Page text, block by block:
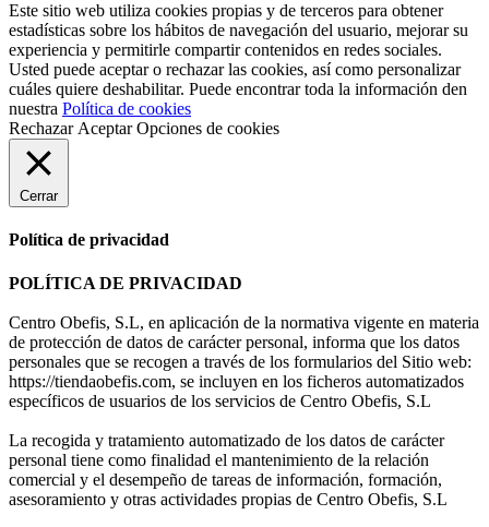
Este sitio web utiliza cookies propias y de terceros para obtener
estadísticas sobre los hábitos de navegación del usuario, mejorar su
experiencia y permitirle compartir contenidos en redes sociales.
Usted puede aceptar o rechazar las cookies, así como personalizar
cuáles quiere deshabilitar. Puede encontrar toda la información den
nuestra Política de cookies
Rechazar Aceptar Opciones de cookies
Cerrar
Política de privacidad
POLÍTICA DE PRIVACIDAD
Centro Obefis, S.L, en aplicación de la normativa vigente en materia
de protección de datos de carácter personal, informa que los datos
personales que se recogen a través de los formularios del Sitio web:
https://tiendaobefis.com, se incluyen en los ficheros automatizados
específicos de usuarios de los servicios de Centro Obefis, S.L
La recogida y tratamiento automatizado de los datos de carácter
personal tiene como finalidad el mantenimiento de la relación
comercial y el desempeño de tareas de información, formación,
asesoramiento y otras actividades propias de Centro Obefis, S.L